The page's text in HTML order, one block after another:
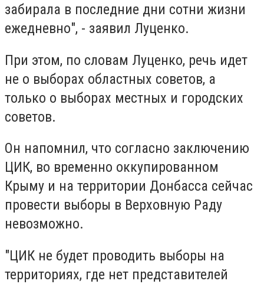
забирала в последние дни сотни жизни
ежедневно", - заявил Луценко.
При этом, по словам Луценко, речь идет
не о выборах областных советов, а
только о выборах местных и городских
советов.
Он напомнил, что согласно заключению
ЦИК, во временно оккупированном
Крыму и на территории Донбасса сейчас
провести выборы в Верховную Раду
невозможно.
"ЦИК не будет проводить выборы на
территориях, где нет представителей